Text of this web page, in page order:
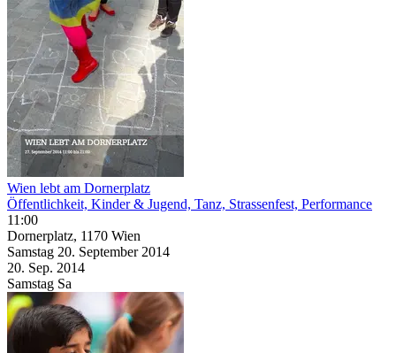
Wien lebt am Dornerplatz
Öffentlichkeit, Kinder & Jugend, Tanz, Strassenfest, Performance
11:00
Dornerplatz, 1170 Wien
Samstag 20. September 2014
20. Sep. 2014
Samstag Sa